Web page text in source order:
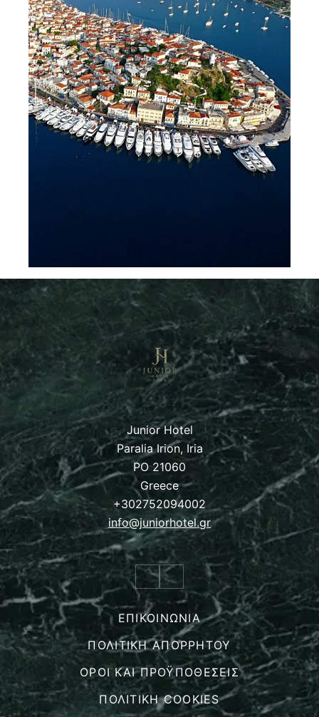
Junior Hotel
Paralia Irion, Iria
PO 21060
Greece
+302752094002
info@juniorhotel.gr
ΕΠΙΚΟΙΝΩΝΙΑ
ΠΟΛΙΤΙΚΉ ΑΠΟΡΡΉΤΟΥ
ΌΡΟΙ ΚΑΙ ΠΡΟΫΠΟΘΈΣΕΙΣ
ΠΟΛΙΤΙΚΉ COOKIES